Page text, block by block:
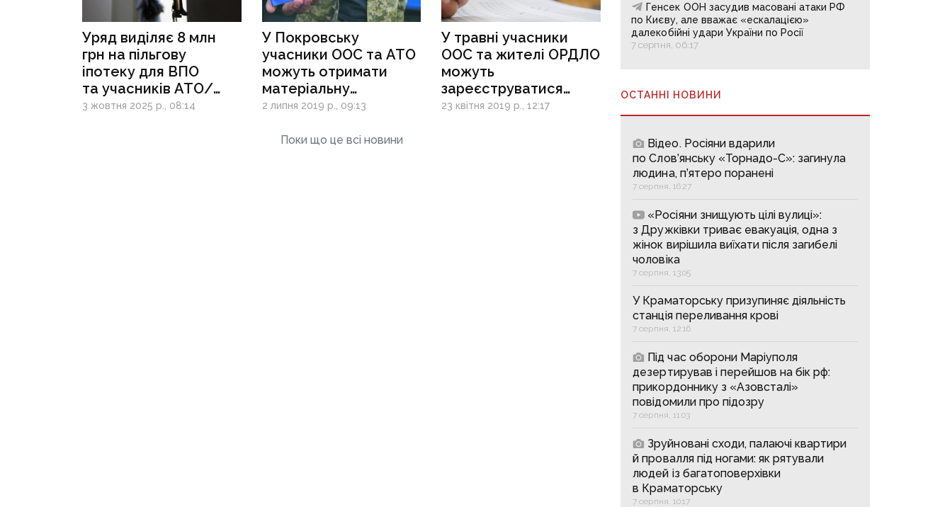
Уряд виділяє 8 млн
грн на пільгову
іпотеку для ВПО
та учасників АТО/
ООС
3 жовтня 2025 р., 08:14
У Покровську
учасники ООС та АТО
можуть отримати
матеріальну
допомогу
2 липня 2019 р., 09:13
У травні учасники
ООС та жителі ОРДЛО
можуть
зареєструватися
на додаткову сесію
23 квітня 2019 р., 12:17
Поки що це всі новини
Генсек ООН засудив масовані атаки РФ
по Києву, але вважає «ескалацією»
далекобійні удари України по Росії
7 серпня, 06:17
ОСТАННІ НОВИНИ
Відео. Росіяни вдарили
по Слов’янську «Торнадо-С»: загинула
людина, п’ятеро поранені
7 серпня, 16:27
«Росіяни знищують цілі вулиці»:
з Дружківки триває евакуація, одна з
жінок вирішила виїхати після загибелі
чоловіка
7 серпня, 13:05
У Краматорську призупиняє діяльність
станція переливання крові
7 серпня, 12:16
Під час оборони Маріуполя
дезертирував і перейшов на бік рф:
прикордоннику з «Азовсталі»
повідомили про підозру
7 серпня, 11:03
Зруйновані сходи, палаючі квартири
й провалля під ногами: як рятували
людей із багатоповерхівки
в Краматорську
7 серпня, 10:17